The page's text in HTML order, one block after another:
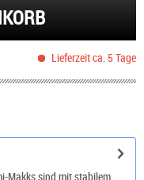
Lieferzeit ca. 5 Tage
Makks sind mit stabilem